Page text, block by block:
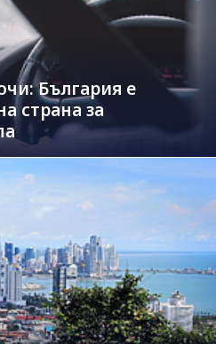
България е
страна за